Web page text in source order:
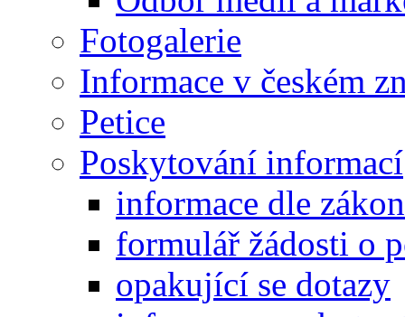
Fotogalerie
Informace v českém
Petice
Poskytování informací
informace dle
formulář žádosti o
opakující se dotazy